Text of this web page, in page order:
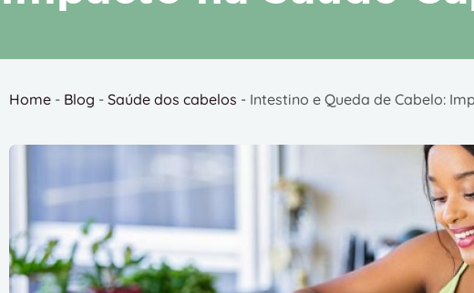
Home - Blog - Saúde dos cabelos - Intestino e Queda de Cabelo: